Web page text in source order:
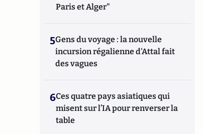
Paris et Alger"
5Gens du voyage : la nouvelle
incursion régalienne d'Attal fait
des vagues
6Ces quatre pays asiatiques qui
misent sur l’IA pour renverser la
table